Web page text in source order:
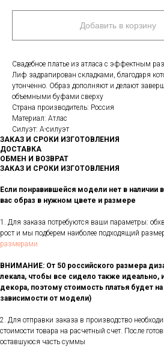
Добавить в корзину
Свадебное платье из атласа с эффектным
Лиф задрапирован складками, благодаря
утонченно. Образ дополняют и делают
объемными буфами сверху
Страна производитель: Россия
Материал: Атлас
Силуэт: А-силуэт
ЗАКАЗ И СРОКИ ИЗГОТОВЛЕНИЯ
ДОСТАВКА
ОБМЕН И ВОЗВРАТ
ЗАКАЗ И СРОКИ ИЗГОТОВЛЕНИЯ
Если понравившейся модели нет в
вас образ в нужном цвете и размере
1. Для заказа потребуются ваши параметры:
рост и мы подберем наиболее подходящий
размерами
ВНИМАНИЕ: От 50 российского размера
лекала, чтобы все сидело также идеально,
декора, поэтому стоимость платья будет
зависимости от модели)
2. Для отправки заказа в производство
стоимости товара на расчетный счет. После
оставшуюся часть суммы